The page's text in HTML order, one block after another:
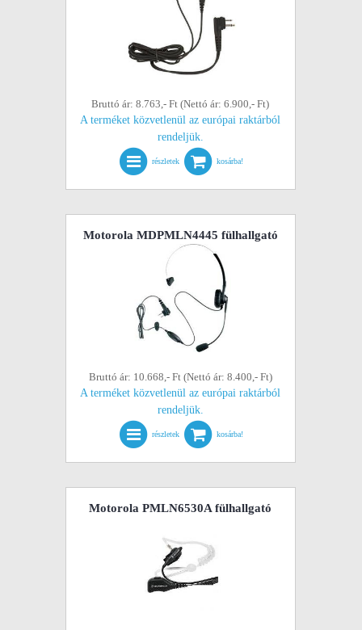
Bruttó ár: 8.763,- Ft (Nettó ár: 6.900,- Ft)
A terméket közvetlenül az európai raktárból
rendeljük.
részletek kosárba!
Motorola MDPMLN4445 fülhallgató
Bruttó ár: 10.668,- Ft (Nettó ár: 8.400,- Ft)
A terméket közvetlenül az európai raktárból
rendeljük.
részletek kosárba!
Motorola PMLN6530A fülhallgató